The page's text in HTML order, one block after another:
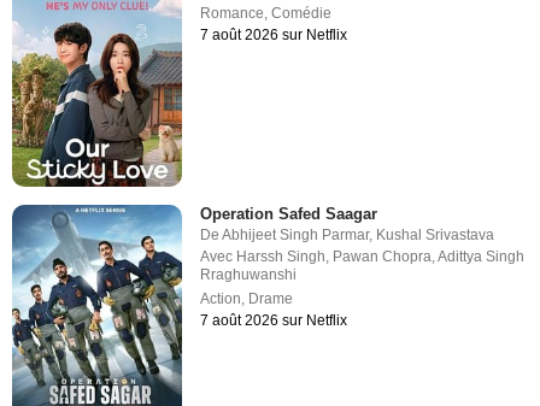
Romance,Comédie
7 août 2026 sur Netflix
Operation Safed Saagar
DeAbhijeet Singh Parmar, Kushal Srivastava
Avec Harssh Singh Pawan Chopra ,Adittya Singh
Rraghuwanshi
Action Drame
7 août 2026 sur Netflix